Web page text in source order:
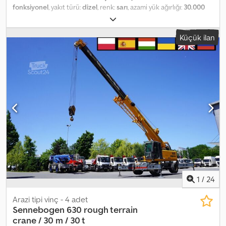
fonksiyonel, yakıt türü:dizel, renk:sarı, azami yük ağırlığı: 30.000
, çalışma saatleri:
Sennebogen 630 arazi tipi vinç / Menzil 30 m / Kaldırma kapasitesi
30 ton / 3 adet 8000 çalışma saati 2007 model 30 metre menzil
Maksimum kaldırma kapasitesi 30 ton Deutz motor Kanca kilitleme
sistemi 5 kasnaklı kanca bloğu 7,5 m yardımcı bom Csdpfx Aozrf
Eysczsrf Otomatik şanzıman Teknik ve görsel durumu
mükemmeldir. Benzer 3 adet makine mevcuttur.
Küçük ilan
1 / 24
Arazi tipi vinç - 4 adet
Sennebogen 630 rough terrain
crane / 30 m / 30 t